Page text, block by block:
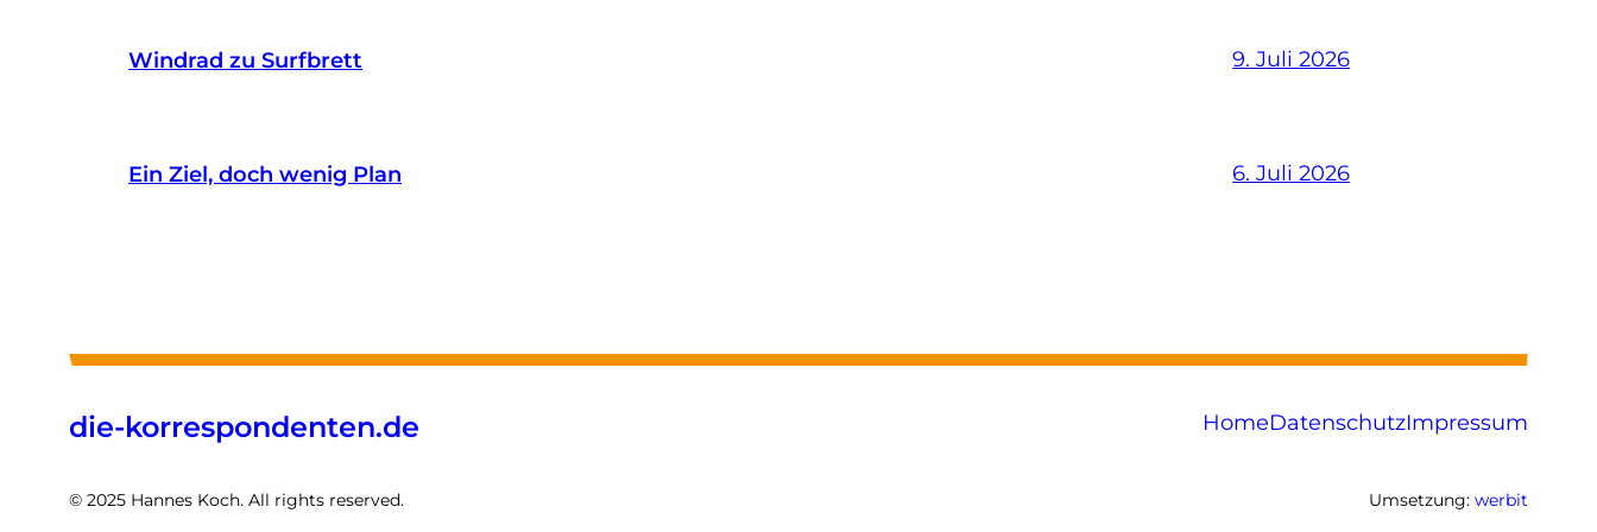
Windrad zu Surfbrett 9. Juli 2026
Ein Ziel, doch wenig Plan 6. Juli 2026
die-korrespondenten.de HomeDatenschutzImpressum
© 2025 Hannes Koch. All rights reserved. Umsetzung: werbit